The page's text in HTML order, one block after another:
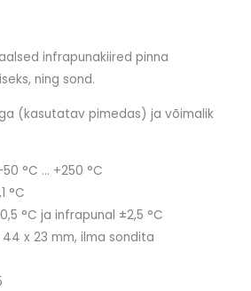
infrapunakiired pinna
ning sond.
(kasutatav pimedas) ja võimalik
°C … +250 °C
°C
°C ja infrapunal ±2,5 °C
44 x 23 mm, ilma sondita